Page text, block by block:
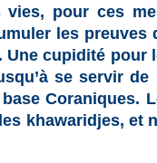
pour ces
les preuves
cupidité pour
se servir
Coraniques.
khawaridjes, et